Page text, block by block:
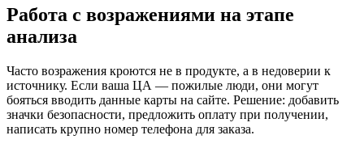
Работа с возражениями на этапе
анализа
Часто возражения кроются не в продукте, а в недоверии к
источнику. Если ваша ЦА — пожилые люди, они могут
бояться вводить данные карты на сайте. Решение: добавить
значки безопасности, предложить оплату при получении,
написать крупно номер телефона для заказа.